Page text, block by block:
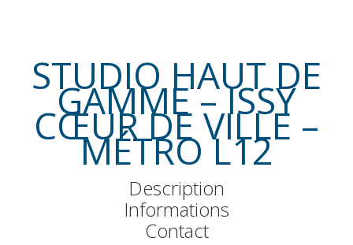
STUDIO HAUT DE
GAMME – ISSY
CŒUR DE VILLE –
MÉTRO L12
Description
Informations
Contact